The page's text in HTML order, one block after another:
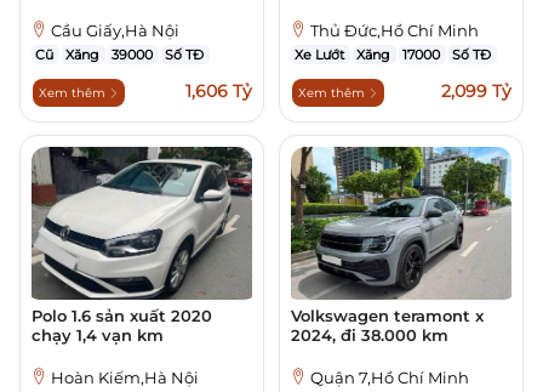
Cầu Giấy,Hà Nội
Cũ Xăng 39000 Số TĐ
Xem thêm 1,606 Tỷ
Thủ Đức,Hồ Chí Minh
Xe Lướt Xăng 17000 Số TĐ
Xem thêm 2,099 Tỷ
Polo 1.6 sản xuất 2020
chạy 1,4 vạn km
Hoàn Kiếm,Hà Nội
Volkswagen teramont x
2024, đi 38.000 km
Quận 7,Hồ Chí Minh